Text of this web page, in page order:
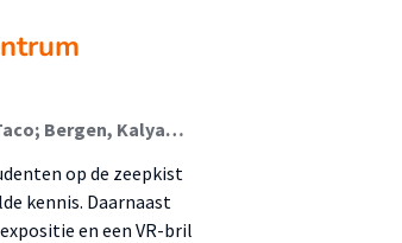
Vieveen, Maarten; van der Schoor, Tineke; Hidding, Charlotte; Tel, Taco; Bergen, Kalyani; van der Krogt, Lydia; Vos, Richard
op de zeepkist
kennis. Daarnaast
en een VR-bril